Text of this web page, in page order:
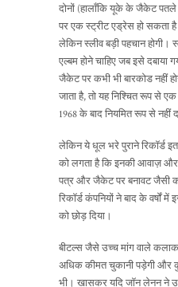
दोनों (हालाँकि यूके के जैकेट
पर एक स्ट्रीट एड्रेस हो सकता
लेकिन स्लीव बड़ी पहचान
एल्बम होने चाहिए जब इसे दबाया
जैकेट पर कभी भी बारकोड नहीं
जाता है, तो यह निश्चित रूप से
1968 के बाद नियमित रूप से नहीं
लेकिन ये धूल भरे पुराने रिकॉर्ड
को लगता है कि इनकी आवाज़ और
पत्र और जैकेट पर बनावट जैसी
रिकॉर्ड कंपनियों ने बाद के वर्षों
को छोड़ दिया।
बीटल्स जैसे उच्च मांग वाले
अधिक कीमत चुकानी पड़ेगी और
भी। खासकर यदि जॉन लेनन ने